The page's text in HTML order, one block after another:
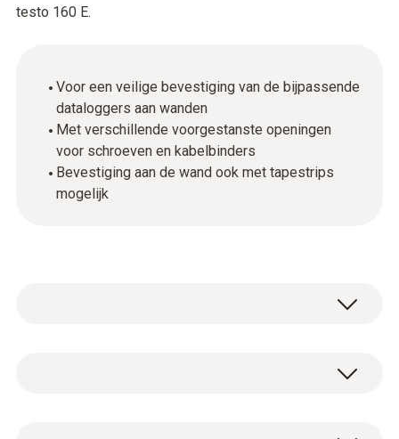
testo 160 E.
Voor een veilige bevestiging van de bijpassende
dataloggers aan wanden
Met verschillende voorgestanste openingen
voor schroeven en kabelbinders
Bevestiging aan de wand ook met tapestrips
mogelijk